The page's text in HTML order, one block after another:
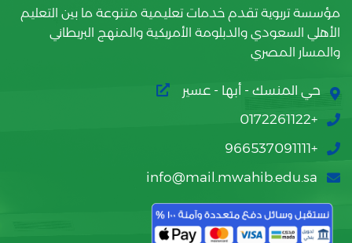
مؤسسة تربوية تقدم خدمات تعليمية متنوعة ما بين التعليم
الأهلي السعودي والدبلومة الأمريكية والمنهج البريطاني
والمسار المصري
حي المنسك - أبها - عسير
+0172261122
+966537091111
info@mail.mwahib.edu.sa